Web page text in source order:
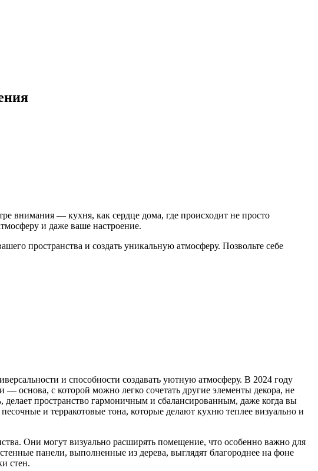
внимания — кухня, как сердце дома, где происходит не просто
и даже ваше настроение.
пространства и создать уникальную атмосферу. Позвольте себе
и способности создавать уютную атмосферу. В 2024 году
основа, с которой можно легко сочетать другие элементы декора, не
пространство гармоничным и сбалансированным, даже когда вы
и терракотовые тона, которые делают кухню теплее визуально и
Они могут визуально расширять помещение, что особенно важно для
панели, выполненные из дерева, выглядят благороднее на фоне
стен.